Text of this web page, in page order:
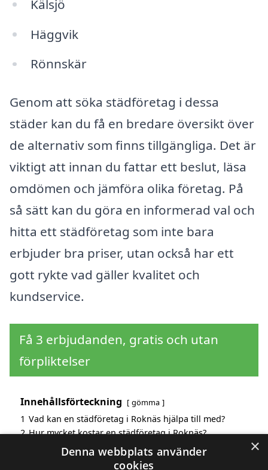
Kälsjö
Häggvik
Rönnskär
Genom att söka städföretag i dessa
städer kan du få en bredare översikt över
de alternativ som finns tillgängliga. Det är
viktigt att innan du fattar ett beslut, läsa
omdömen och jämföra olika företag. På
så sätt kan du göra en informerad val och
hitta ett städföretag som inte bara
erbjuder bra priser, utan också har ett
gott rykte vad gäller kvalitet och
kundservice.
Få 3 erbjudanden, gratis och utan
förpliktelser
Innehållsförteckning gömma
1 Vad kan en städföretag i Roknäs hjälpa till med?
2 Hur mycket kostar en städföretag i Roknäs?
Fördelar med att välja städföretag i Roknäs
Sök efter en skicklig städföretag i de omgivande
×
Denna webbplats använder
cookies